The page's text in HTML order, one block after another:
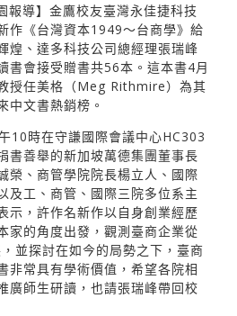
報導】金鷹校友臺灣永佳捷科技
作《台灣資本1949～台商學》給
煌、達多科技公司總經理張瑞峰
書會接受贈書共56本。這本書4月
授任美格（Meg Rithmire）為其
中文書熱銷榜。
10時在守謙國際會議中心HC303
書善舉的新加坡萬德集團董事長
榮、商管學院院長楊立人、國際
及工、商管、國際三院多位系主
示，許作名新作以自身創業經歷
家的角度出發，觀測臺商企業從
並探討在如今的局勢之下，臺商
非常具有學術價值，希望各院相
廣師生研讀，也請張瑞峰帶回校